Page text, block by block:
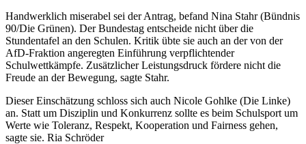
Handwerklich miserabel sei der Antrag, befand Nina Stahr (Bündnis
90/Die Grünen). Der Bundestag entscheide nicht über die
Stundentafel an den Schulen. Kritik übte sie auch an der von der
AfD-Fraktion angeregten Einführung verpflichtender
Schulwettkämpfe. Zusätzlicher Leistungsdruck fördere nicht die
Freude an der Bewegung, sagte Stahr.
Dieser Einschätzung schloss sich auch Nicole Gohlke (Die Linke)
an. Statt um Disziplin und Konkurrenz sollte es beim Schulsport um
Werte wie Toleranz, Respekt, Kooperation und Fairness gehen,
sagte sie. Ria Schröder